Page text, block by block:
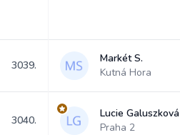
3039.
Markét S.
Kutná Hora
3040.
Lucie Galuszková
Praha 2